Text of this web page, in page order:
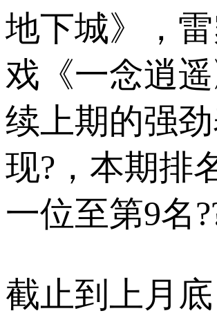
地下城》，
戏《一念逍
续上期的强
现?，本期排
一位至第9名
截止到上月底